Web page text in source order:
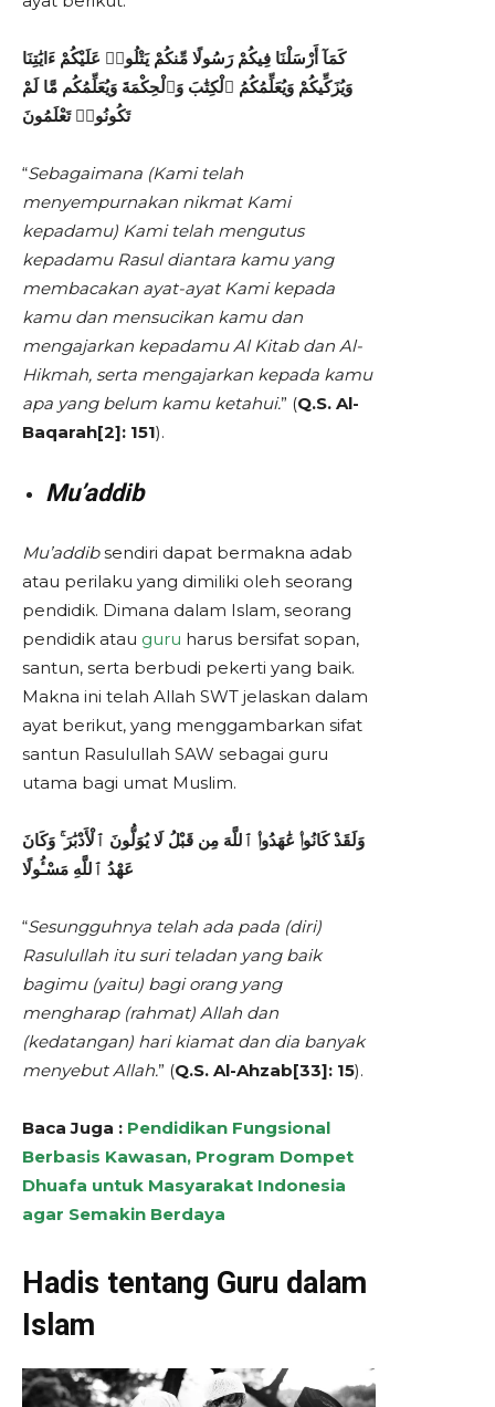
كَمَآ أَرْسَلْنَا فِيكُمْ رَسُولًا مِّنكُمْ يَتْلُوا۟ عَلَيْكُمْ ءَايَٰتِنَا
وَيُزَكِّيكُمْ وَيُعَلِّمُكُمُ ٱلْكِتَٰبَ وَٱلْحِكْمَةَ وَيُعَلِّمُكُم مَّا لَمْ
تَكُونُوا۟ تَعْلَمُونَ
“Sebagaimana (Kami telah
menyempurnakan nikmat Kami
kepadamu) Kami telah mengutus
kepadamu Rasul diantara kamu yang
membacakan ayat-ayat Kami kepada
kamu dan mensucikan kamu dan
mengajarkan kepadamu Al Kitab dan Al-
Hikmah, serta mengajarkan kepada kamu
apa yang belum kamu ketahui.” (Q.S. Al-
Baqarah[2]: 151).
Mu’addib
Mu’addibsendiri dapat bermakna adab
atau perilaku yang dimiliki oleh seorang
pendidik. Dimana dalam Islam, seorang
pendidik atau guru harus bersifat sopan,
santun, serta berbudi pekerti yang baik.
Makna ini telah Allah SWT jelaskan dalam
ayat berikut, yang menggambarkan sifat
santun Rasulullah SAW sebagai guru
utama bagi umat Muslim.
وَلَقَدْ كَانُوا۟ عَٰهَدُوا۟ ٱللَّهَ مِن قَبْلُ لَا يُوَلُّونَ ٱلْأَدْبَٰرَ ۚ وَكَانَ
عَهْدُ ٱللَّهِ مَسْـُٔولًا
“Sesungguhnya telah ada pada (diri)
Rasulullah itu suri teladan yang baik
bagimu (yaitu) bagi orang yang
mengharap (rahmat) Allah dan
(kedatangan) hari kiamat dan dia banyak
menyebut Allah.” (Q.S. Al-Ahzab[33]: 15).
Baca Juga : Pendidikan Fungsional
Berbasis Kawasan, Program Dompet
Dhuafa untuk Masyarakat Indonesia
agar Semakin Berdaya
Hadis tentang Guru dalam
Islam